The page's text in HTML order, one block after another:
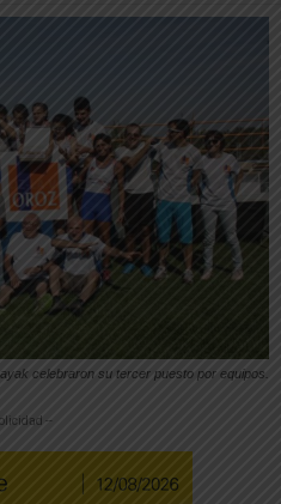
celebraron su tercer puesto por equipos.
--